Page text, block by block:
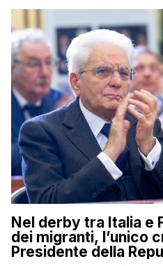
Nel derby tra Italia e
dei migranti, l’unico
Presidente della